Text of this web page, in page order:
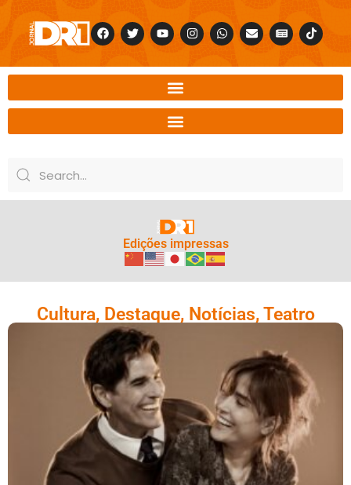
Edições impressas
Cultura, Destaque, Notícias,Teatro
Reynaldo Gianecchini E Maria Casadevall
Voltam Aos Palcos Do RJ Com “Um Dia Muito
Especial”